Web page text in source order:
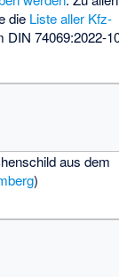
die Liste aller Kfz-
DIN 74069:2022-
aus dem
)